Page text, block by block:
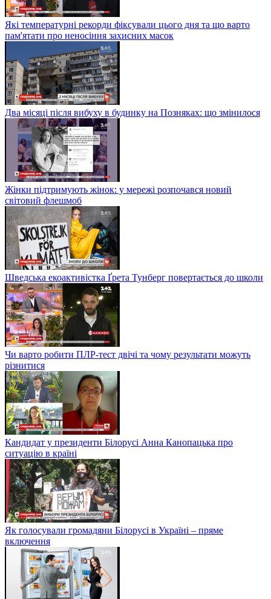
Які температурні рекорди фіксували цього дня та що варто
пам'ятати про неносіння захисних масок
Два місяці після вибуху в будинку на Позняках: що змінилося
Жінки підтримують жінок: у мережі розпочався новий
світовий флешмоб
Шведська екоактивістка Ґрета Тунберг повертається до школи
Чи варто робити ПЛР-тест двічі та чому результати можуть
різнитися
Кандидат у президенти Білорусі Анна Канопацька про
ситуацію в країні
Як голосували громадяни Білорусі в Україні – пряме
включення